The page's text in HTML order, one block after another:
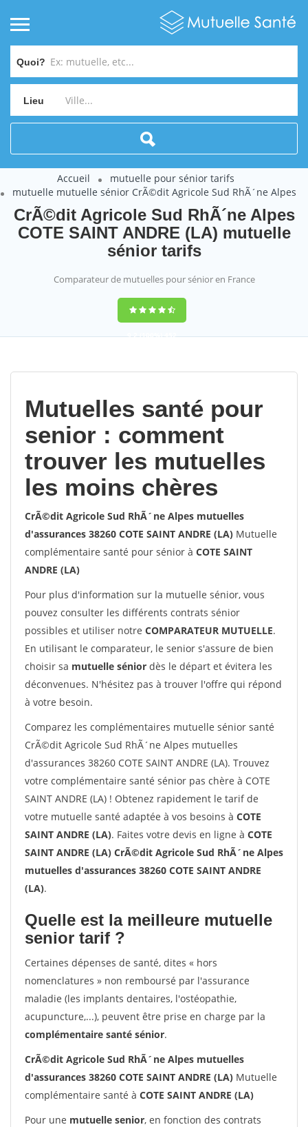
Quoi?
Lieu
Accueil
mutuelle pour sénior tarifs
mutuelle mutuelle sénior CrÃ©dit Agricole Sud RhÃ´ne Alpes
CrÃ©dit Agricole Sud RhÃ´ne Alpes
COTE SAINT ANDRE (LA) mutuelle
sénior tarifs
Comparateur de mutuelles pour sénior en France
9,2(100%)452
Mutuelles santé pour
senior : comment
trouver les mutuelles
les moins chères
CrÃ©dit Agricole Sud RhÃ´ne Alpes mutuelles
d'assurances 38260 COTE SAINT ANDRE (LA) Mutuelle
complémentaire santé pour sénior à COTE SAINT
ANDRE (LA)
Pour plus d'information sur la mutuelle sénior, vous
pouvez consulter les différents contrats sénior
possibles et utiliser notre COMPARATEUR MUTUELLE.
En utilisant le comparateur, le senior s'assure de bien
choisir sa mutuelle sénior dès le départ et évitera les
déconvenues. N'hésitez pas à trouver l'offre qui répond
à votre besoin.
Comparez les complémentaires mutuelle sénior santé
CrÃ©dit Agricole Sud RhÃ´ne Alpes mutuelles
d'assurances 38260 COTE SAINT ANDRE (LA). Trouvez
votre complémentaire santé sénior pas chère à COTE
SAINT ANDRE (LA) ! Obtenez rapidement le tarif de
votre mutuelle santé adaptée à vos besoins à COTE
SAINT ANDRE (LA). Faites votre devis en ligne à COTE
SAINT ANDRE (LA) CrÃ©dit Agricole Sud RhÃ´ne Alpes
mutuelles d'assurances 38260 COTE SAINT ANDRE
(LA).
Quelle est la meilleure mutuelle
senior tarif ?
Certaines dépenses de santé, dites « hors
nomenclatures » non remboursé par l'assurance
maladie (les implants dentaires, l'ostéopathie,
acupuncture,...), peuvent être prise en charge par la
complémentaire santé sénior.
CrÃ©dit Agricole Sud RhÃ´ne Alpes mutuelles
d'assurances 38260 COTE SAINT ANDRE (LA) Mutuelle
complémentaire santé à COTE SAINT ANDRE (LA)
Pour une mutuelle senior, en fonction des contrats